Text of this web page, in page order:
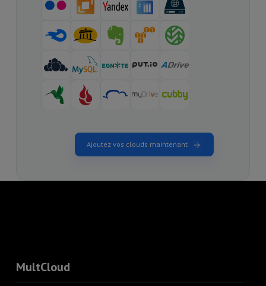
Ajoutez vos clouds maintenant
MultCloud